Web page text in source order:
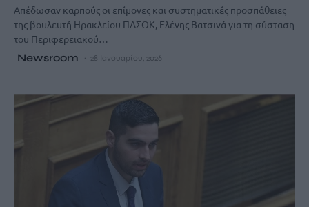
Απέδωσαν καρπούς οι επίμονες και συστηματικές προσπάθειες
της βουλευτή Ηρακλείου ΠΑΣΟΚ, Ελένης Βατσινά για τη σύσταση
του Περιφερειακού…
Newsroom 28 Ιανουαρίου, 2026